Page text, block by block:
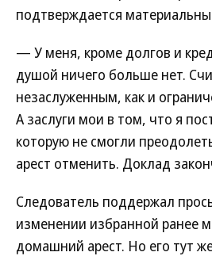
подтверждается
— У меня, кроме долгов и
душой ничего больше нет.
незаслуженным, как и
А заслуги мои в том, что я
которую не смогли
арест отменить. Доклад
Следователь поддержал
изменении избранной ранее
домашний арест. Но его тут